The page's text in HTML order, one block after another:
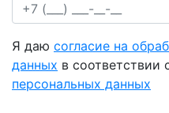
Я даю согласие на
данных в соответствии
персональных данных